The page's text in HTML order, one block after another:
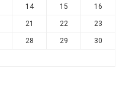
14 15 16
21 22 23
28 29 30